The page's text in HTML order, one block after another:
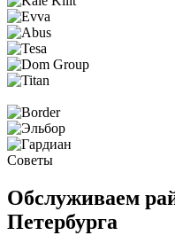
Советы
Обслуживаем
Петербурга